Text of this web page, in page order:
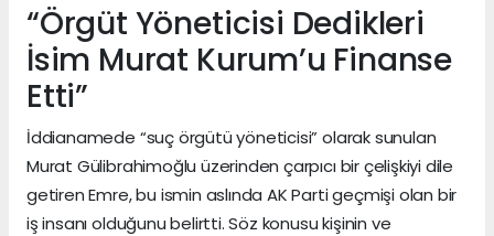
“Örgüt Yöneticisi Dedikleri
İsim Murat Kurum’u Finanse
Etti”
İddianamede “suç örgütü yöneticisi” olarak sunulan
Murat Gülibrahimoğlu üzerinden çarpıcı bir çelişkiyi dile
getiren Emre, bu ismin aslında AK Parti geçmişi olan bir
iş insanı olduğunu belirtti. Söz konusu kişinin ve